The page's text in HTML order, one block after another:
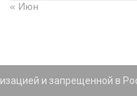
« Июн
и запрещенной в